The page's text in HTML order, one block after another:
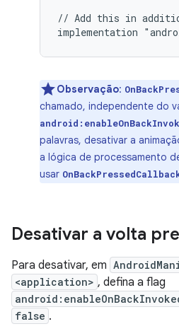
// Add this in
implementation
Observação:
chamado, independente do
palavras, desativar a
a lógica de processamento
usar
Desativar a volta
Para desativar, em
<application> , defina a flag
false .